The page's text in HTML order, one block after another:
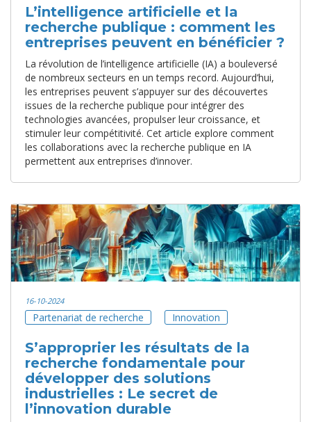
L’intelligence artificielle et la
recherche publique : comment les
entreprises peuvent en bénéficier ?
La révolution de l’intelligence artificielle (IA) a bouleversé
de nombreux secteurs en un temps record. Aujourd’hui,
les entreprises peuvent s’appuyer sur des découvertes
issues de la recherche publique pour intégrer des
technologies avancées, propulser leur croissance, et
stimuler leur compétitivité. Cet article explore comment
les collaborations avec la recherche publique en IA
permettent aux entreprises d’innover.
16-10-2024
Partenariat de recherche Innovation
S’approprier les résultats de la
recherche fondamentale pour
développer des solutions
industrielles : Le secret de
l’innovation durable